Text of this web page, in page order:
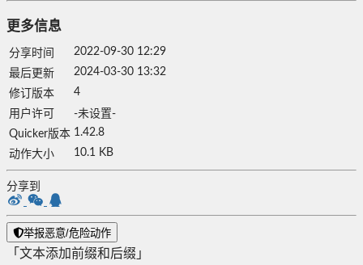
更多信息
分享时间
2022-09-30 12:29
最后更新
2024-03-30 13:32
修订版本
4
用户许可
-未设置-
Quicker版本 1.42.8
动作大小
10.1 KB
分享到
举报恶意/危险动作
「文本添加前缀和后缀」